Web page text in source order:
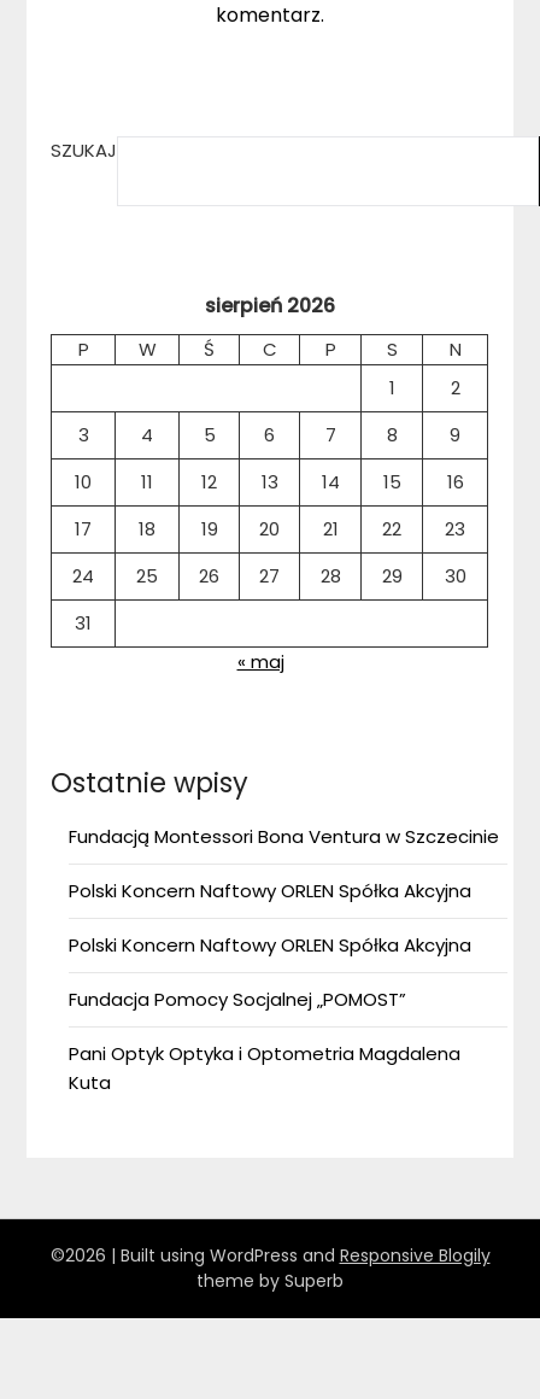
komentarz.
SZUKAJ
sierpień 2026
P W Ś C P S
N
1
2
3
4 5 6 7 8
9
10
11 12 13 14 15
16
17
18 19 20 21 22
23
24
25 26 27 28 29
30
31
« maj
Ostatnie wpisy
Fundacją Montessori Bona Ventura w Szczecinie
Polski Koncern Naftowy ORLEN Spółka Akcyjna
Polski Koncern Naftowy ORLEN Spółka Akcyjna
Fundacja Pomocy Socjalnej „POMOST”
Pani Optyk Optyka i Optometria Magdalena
Kuta
©2026 | Built using WordPress and Responsive Blogily
theme by Superb